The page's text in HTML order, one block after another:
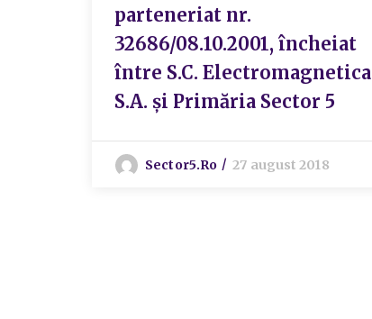
parteneriat nr.
32686/08.10.2001, încheiat
între S.C. Electromagnetica
S.A. și Primăria Sector 5
Sector5.ro 27 august 2018